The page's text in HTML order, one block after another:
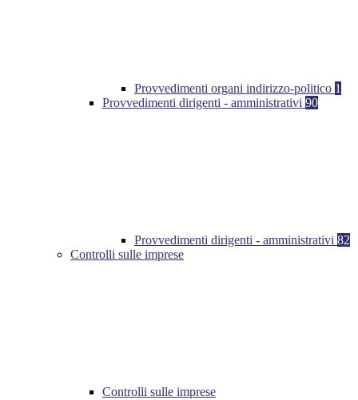
Provvedimenti organi indirizzo-politico 1
Provvedimenti dirigenti - amministrativi 90
Provvedimenti dirigenti - amministrativi 82
Controlli sulle imprese
Controlli sulle imprese